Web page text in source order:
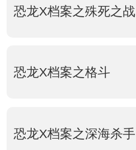
恐龙X档案之殊死之战
恐龙X档案之格斗
恐龙X档案之深海杀手